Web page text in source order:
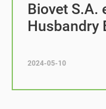
Biovet S.A.
Husbandry
2024-05-10